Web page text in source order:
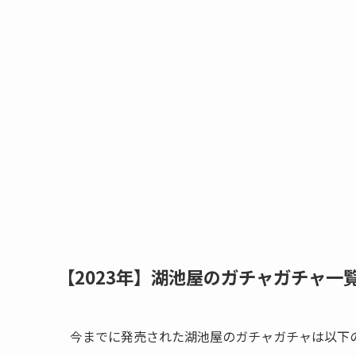
【2023年】湖池屋のガチャガチャ一
今までに発売された湖池屋のガチャガチャは以下